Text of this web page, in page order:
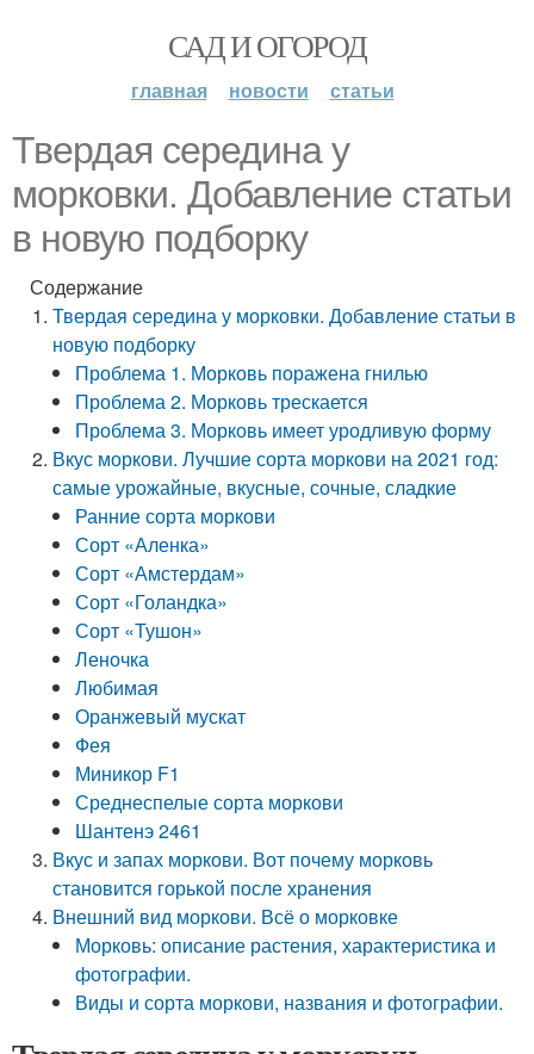
САД И ОГОРОД
главная новости статьи
Твердая середина у
морковки. Добавление статьи
в новую подборку
Содержание
Твердая середина у морковки. Добавление статьи в
новую подборку
Проблема 1. Морковь поражена гнилью
Проблема 2. Морковь трескается
Проблема 3. Морковь имеет уродливую форму
Вкус моркови. Лучшие сорта моркови на 2021 год:
самые урожайные, вкусные, сочные, сладкие
Ранние сорта моркови
Сорт «Аленка»
Сорт «Амстердам»
Сорт «Голандка»
Сорт «Тушон»
Леночка
Любимая
Оранжевый мускат
Фея
Миникор F1
Среднеспелые сорта моркови
Шантенэ 2461
Вкус и запах моркови. Вот почему морковь
становится горькой после хранения
Внешний вид моркови. Всё о морковке
Морковь: описание растения, характеристика и
фотографии.
Виды и сорта моркови, названия и фотографии.